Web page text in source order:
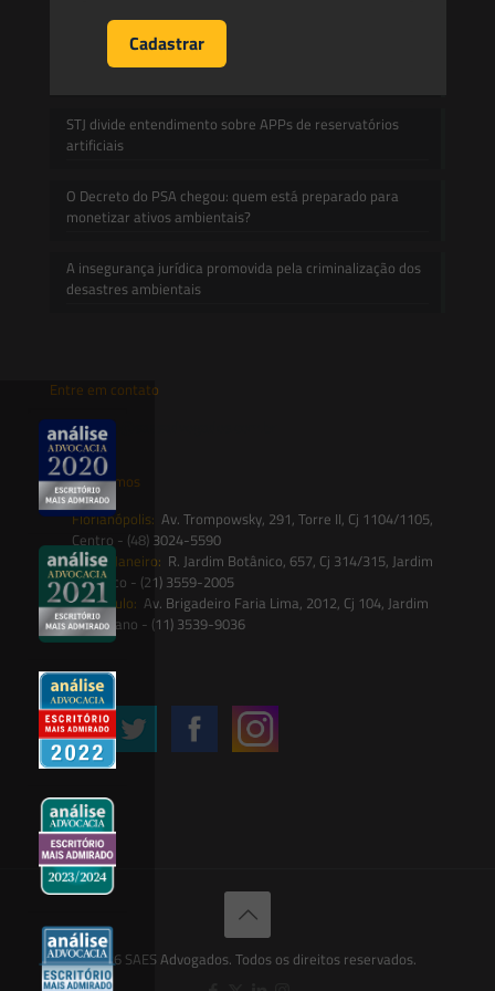
Prescrição administrativa e embargo ambiental: o que
decidiu o TRF1 no IRDR 94
STJ divide entendimento sobre APPs de reservatórios
artificiais
O Decreto do PSA chegou: quem está preparado para
monetizar ativos ambientais?
A insegurança jurídica promovida pela criminalização dos
desastres ambientais
Entre em contato
contato@saesadvogados.com.br
Onde estamos
Florianópolis: Av. Trompowsky, 291, Torre II, Cj 1104/1105,
Centro - (48) 3024-5590
Rio de Janeiro: R. Jardim Botânico, 657, Cj 314/315, Jardim
Botânico - (21) 3559-2005
São Paulo: Av. Brigadeiro Faria Lima, 2012, Cj 104, Jardim
Paulistano - (11) 3539-9036
Siga-nos
© 2026 SAES Advogados. Todos os direitos reservados.